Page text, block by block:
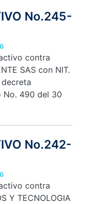
No.245-
contra
SAS con NIT.
No. 490 del 30
No.242-
contra
Y TECNOLOGIA